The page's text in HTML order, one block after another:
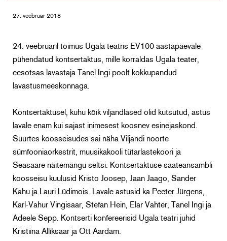
27. veebruar 2018
24. veebruaril toimus Ugala teatris EV100 aastapäevale
pühendatud kontsertaktus, mille korraldas Ugala teater,
eesotsas lavastaja Tanel Ingi poolt kokkupandud
lavastusmeeskonnaga.
Kontsertaktusel, kuhu kõik viljandlased olid kutsutud, astus
lavale enam kui sajast inimesest koosnev esinejaskond.
Suurtes koosseisudes sai näha Viljandi noorte
sümfooniaorkestrit, muusikakooli tütarlastekoori ja
Seasaare näitemängu seltsi. Kontsertaktuse saateansambli
koosseisu kuulusid Kristo Joosep, Jaan Jaago, Sander
Kahu ja Lauri Lüdimois. Lavale astusid ka Peeter Jürgens,
Karl-Vahur Vingisaar, Stefan Hein, Elar Vahter, Tanel Ingi ja
Adeele Sepp. Kontserti konfereerisid Ugala teatri juhid
Kristiina Alliksaar ja Ott Aardam.